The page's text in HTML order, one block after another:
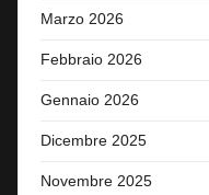
Marzo 2026
Febbraio 2026
Gennaio 2026
Dicembre 2025
Novembre 2025